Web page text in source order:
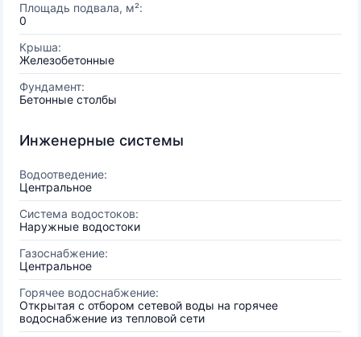
Площадь подвала, м²:
0
Крыша:
Железобетонные
Фундамент:
Бетонные столбы
Инженерные системы
Водоотведение:
Центральное
Система водостоков:
Наружные водостоки
Газоснабжение:
Центральное
Горячее водоснабжение:
Открытая с отбором сетевой воды на горячее
водоснабжение из тепловой сети